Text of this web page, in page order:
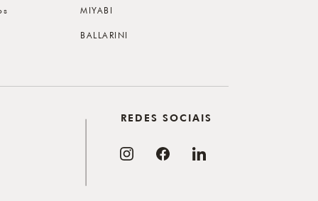
MIYABI
BALLARINI
REDES SOCIAIS